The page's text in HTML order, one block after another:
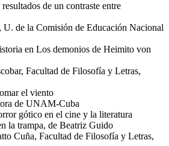
de un contraste entre
U. de la Comisión de Educación Nacional
en Los demonios de Heimito von
Facultad de Filosofía y Letras,
el viento
de UNAM-Cuba
gótico en el cine y la literatura
la trampa, de Beatriz Guido
Cuña, Facultad de Filosofía y Letras,